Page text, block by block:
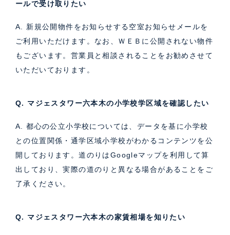
ールで受け取りたい
A. 新規公開物件をお知らせする空室お知らせメールを
ご利用いただけます。なお、ＷＥＢに公開されない物件
もございます。営業員と相談されることをお勧めさせて
いただいております。
Q. マジェスタワー六本木の小学校学区域を確認したい
A. 都心の公立小学校については、データを基に小学校
との位置関係・通学区域小学校がわかるコンテンツを公
開しております。道のりはGoogleマップを利用して算
出しており、実際の道のりと異なる場合があることをご
了承ください。
Q. マジェスタワー六本木の家賃相場を知りたい